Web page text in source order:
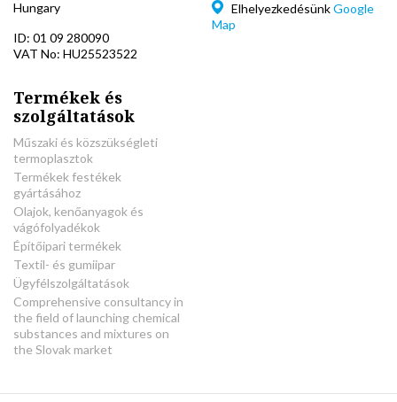
Hungary
ID: 01 09 280090
VAT No: HU25523522
ElhelyezkedésünkGoogle
Map
Termékek és
szolgáltatások
Műszaki és közszükségleti
termoplasztok
Termékek festékek
gyártásához
Olajok, kenőanyagok és
vágófolyadékok
Építőipari termékek
Textil- és gumiipar
Ügyfélszolgáltatások
Comprehensive consultancy in
the field of launching chemical
substances and mixtures on
the Slovak market